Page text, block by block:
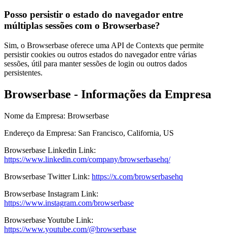
Posso persistir o estado do navegador entre
múltiplas sessões com o Browserbase?
Sim, o Browserbase oferece uma API de Contexts que permite
persistir cookies ou outros estados do navegador entre várias
sessões, útil para manter sessões de login ou outros dados
persistentes.
Browserbase - Informações da Empresa
Nome da Empresa: Browserbase
Endereço da Empresa: San Francisco, California, US
Browserbase Linkedin Link:
https://www.linkedin.com/company/browserbasehq/
Browserbase Twitter Link: https://x.com/browserbasehq
Browserbase Instagram Link:
https://www.instagram.com/browserbase
BrowserbaseYoutube Link:
https://www.youtube.com/@browserbase